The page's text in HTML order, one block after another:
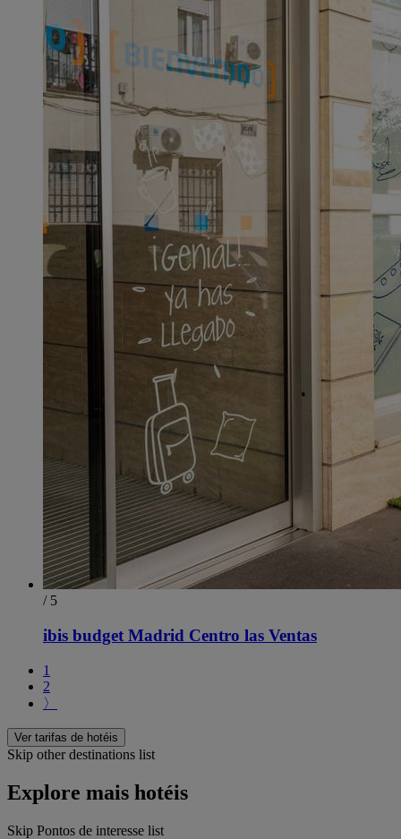
/ 5
ibis budget Madrid Centro las Ventas
1
2
〉
Ver tarifas de hotéis
Skip other destinations list
Explore mais hotéis
Skip Pontos de interesse list